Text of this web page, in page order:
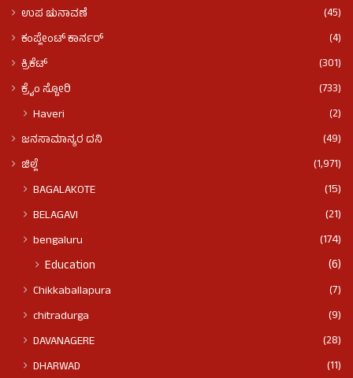
ಉಪ ಚುನಾವಣೆ
(45)
ಕಂಪ್ಲೇಂಟ್ ಕಾರ್ನರ್
(4)
ಕ್ರಿಕೆಟ್
(301)
ಕ್ರೈಂ ಸ್ಟೋರಿ
(733)
Haveri (2)
ಜನಸಾಮಾನ್ಯರ ದನಿ
(49)
ಜಿಲ್ಲೆ
(1,971)
BAGALAKOTE
(15)
BELAGAVI
(21)
bengaluru
(174)
Education (6)
Chikkaballapura
(7)
chitradurga
(9)
DAVANAGERE
(28)
DHARWAD
(11)